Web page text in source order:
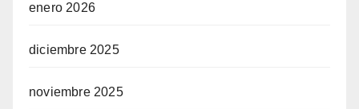
enero 2026
diciembre 2025
noviembre 2025